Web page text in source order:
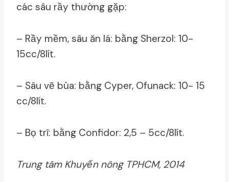
các sâu rầy thường gặp:
– Rầy mềm, sâu ăn lá: bằng Sherzol: 10-
15cc/8lít.
– Sâu vẽ bùa: bằng Cyper, Ofunack: 10- 15
cc/8lít.
– Bọ trĩ: bằng Confidor: 2,5 – 5cc/8lít.
Trung tâm Khuyến nông TPHCM, 2014